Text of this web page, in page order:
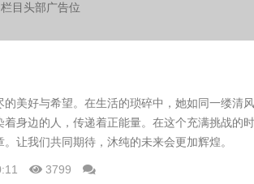
目头部广告位
美好与希望。在生活的琐碎中，她如同一缕清
身边的人，传递着正能量。在这个充满挑战的
让我们共同期待，沐纯的未来会更加辉煌。
3799